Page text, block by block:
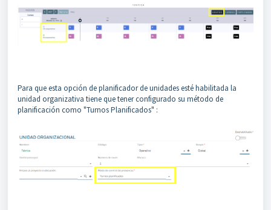
Para que esta opción de planificador de unidades esté habilitada la
unidad organizativa tiene que tener configurado su método de
planificación como "Turnos Planificados" :